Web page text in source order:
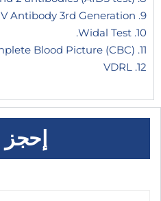
9. HCV Antibody 3rd Generation
10. Widal Test.
11. Complete Blood Picture (CBC)
12. VDRL
إحجز